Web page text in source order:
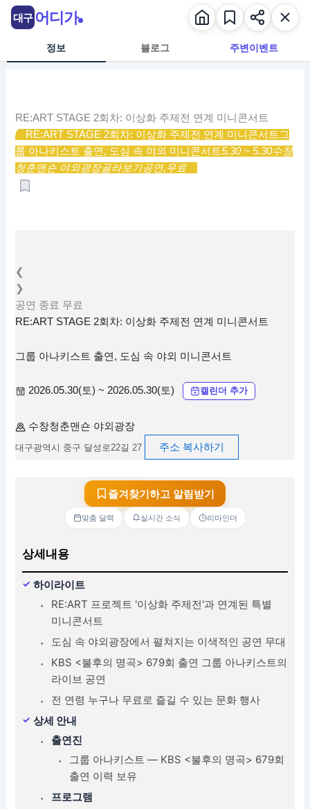
정보 블로그 주변이벤트
RE:ART STAGE 2회차: 이상화 주제전 연계 미니콘서트
RE:ART STAGE 2회차: 이상화 주제전 연계 미니콘서트 그
룹 아나키스트 출연, 도심 속 야외 미니콘서트5.30 ~ 5.30수창
청춘맨숀 야외광장골라보기공연,무료
❮
❯
공연 종료 무료
RE:ART STAGE 2회차: 이상화 주제전 연계 미니콘서트
그룹 아나키스트 출연, 도심 속 야외 미니콘서트
2026.05.30(토) ~ 2026.05.30(토) 캘린더 추가
수창청춘맨숀 야외광장
대구광역시 중구 달성로22길 27 주소 복사하기
즐겨찾기하고 알림받기
맞춤 달력 실시간 소식 리마인더
상세내용
하이라이트
RE:ART 프로젝트 '이상화 주제전'과 연계된 특별
미니콘서트
도심 속 야외광장에서 펼쳐지는 이색적인 공연 무대
KBS <불후의 명곡> 679회 출연 그룹 아나키스트의
라이브 공연
전 연령 누구나 무료로 즐길 수 있는 문화 행사
상세 안내
출연진
그룹 아나키스트 — KBS <불후의 명곡> 679회
출연 이력 보유
프로그램
대구 어디가